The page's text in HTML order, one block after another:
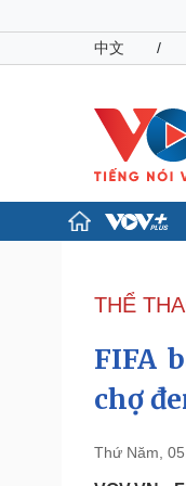
中文
/
Đảng
Tổ chức
Nhận diện
Pháp luật
THỂ
FIFA
chợ
Thứ Năm,